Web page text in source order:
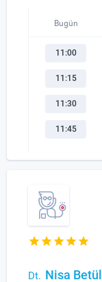
Bugün
11:00
11:15
11:30
11:45
Dt. Nisa